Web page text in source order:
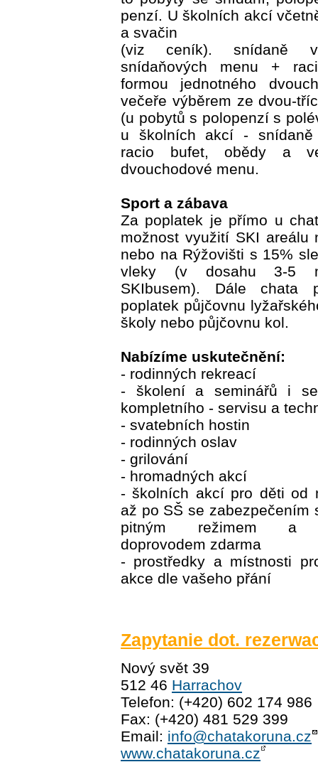
penzí. U školních akcí
a svačin
(viz ceník). snídaně
snídaňových menu +
formou jednotného
večeře výběrem ze dvou-
(u pobytů s polopenzí s
u školních akcí - snídaně
racio bufet, obědy a
dvouchodové menu.
Sport a zábava
Za poplatek je přímo u
možnost využití SKI areálu
nebo na Rýžovišti s 15%
vleky (v dosahu 3-5
SKIbusem). Dále chata
poplatek půjčovnu
školy nebo půjčovnu kol.
Nabízíme uskutečnění:
- rodinných rekreací
- školení a seminářů i se
kompletního - servisu a
- svatebních hostin
- rodinných oslav
- grilování
- hromadných akcí
- školních akcí pro děti od
až po SŠ se zabezpečením
pitným režimem a
doprovodem zdarma
- prostředky a místnosti
akce dle vašeho přání
Zapytanie dot.
Nový svět 39
512 46 Harrachov
Telefon: (+420) 602 174 986
Fax: (+420) 481 529 399
Email: info@chatakoruna.cz
www.chatakoruna.cz